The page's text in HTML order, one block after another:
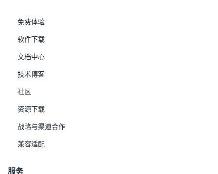
免费体验
软件下载
文档中心
技术博客
社区
资源下载
战略与渠道合作
兼容适配
服务
优炫一体机
优炫数据迁移解决方案
优炫AI应用解决方案